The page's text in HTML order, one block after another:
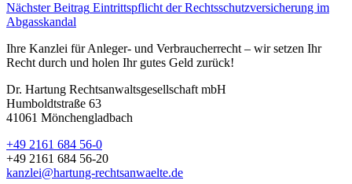
Nächster Beitrag Eintrittspflicht der Rechtsschutzversicherung im
Abgasskandal
Ihre Kanzlei für Anleger- und Verbraucherrecht – wir setzen Ihr
Recht durch und holen Ihr gutes Geld zurück!
Dr. Hartung Rechtsanwaltsgesellschaft mbH
Humboldtstraße 63
41061 Mönchengladbach
+49 2161 684 56-0
+49 2161 684 56-20
kanzlei@hartung-rechtsanwaelte.de